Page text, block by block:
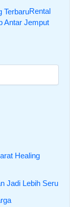
Rental
Antar Jemput
Healing
Jadi Lebih Seru